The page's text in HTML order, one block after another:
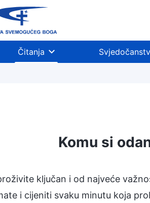
Čitanja
Komu si
ključan i od najveće
i cijeniti svaku minutu koja